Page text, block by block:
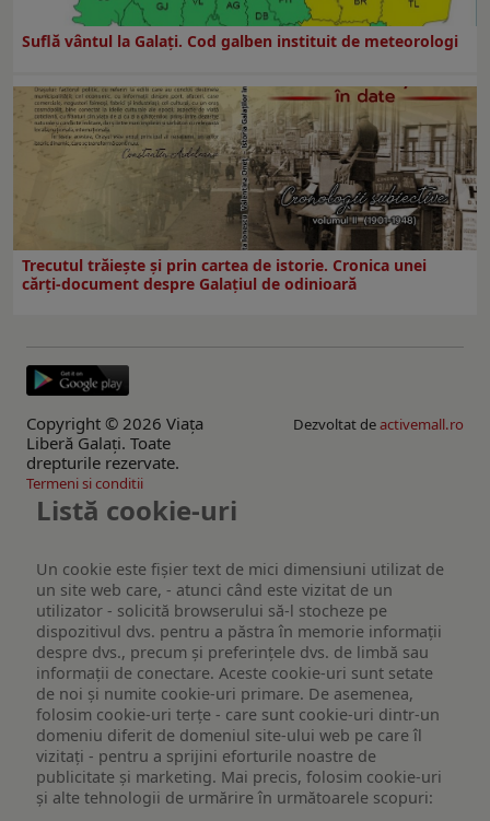
Suflă vântul la Galaţi. Cod galben instituit de meteorologi
Trecutul trăiește și prin cartea de istorie. Cronica unei
cărți-document despre Galațiul de odinioară
Copyright © 2026 Viaţa
Liberă Galaţi. Toate
drepturile rezervate.
Dezvoltat deactivemall.ro
Termeni si conditii
Listă cookie-uri
Un cookie este fişier text de mici dimensiuni utilizat de
un site web care, - atunci când este vizitat de un
utilizator - solicită browserului să-l stocheze pe
dispozitivul dvs. pentru a păstra în memorie informații
despre dvs., precum și preferințele dvs. de limbă sau
informații de conectare. Aceste cookie-uri sunt setate
de noi și numite cookie-uri primare. De asemenea,
folosim cookie-uri terțe - care sunt cookie-uri dintr-un
domeniu diferit de domeniul site-ului web pe care îl
vizitați - pentru a sprijini eforturile noastre de
publicitate și marketing. Mai precis, folosim cookie-uri
și alte tehnologii de urmărire în următoarele scopuri: